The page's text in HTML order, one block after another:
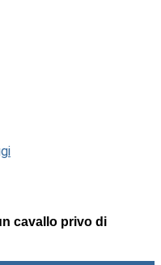
cavallo privo di